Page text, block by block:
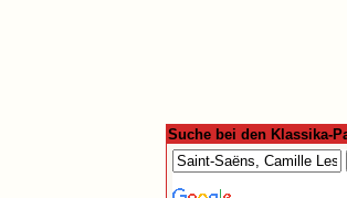
Suche bei den Klassika-